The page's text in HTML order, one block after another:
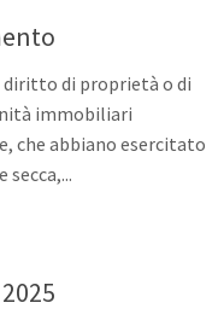
di proprietà o di
immobiliari
che abbiano esercitato